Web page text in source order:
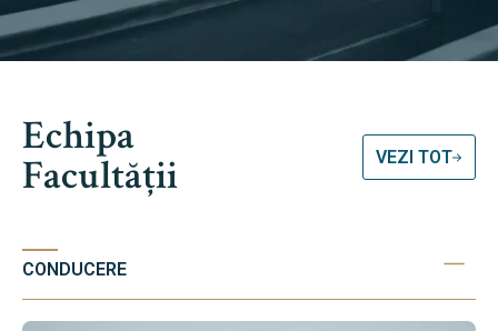
Echipa
Facultății VEZI TOT
CONDUCERE